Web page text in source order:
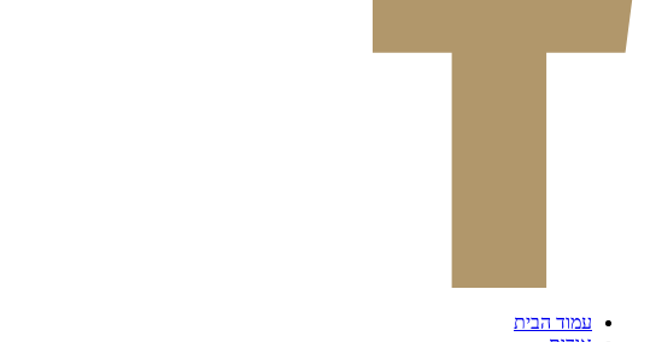
עמוד הבית